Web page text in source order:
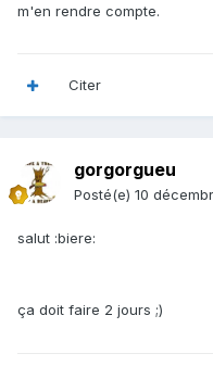
m'en rendre compte.
Citer
gorgorgueu
Posté(e) 10
salut :biere:
ça doit faire 2 jours ;)